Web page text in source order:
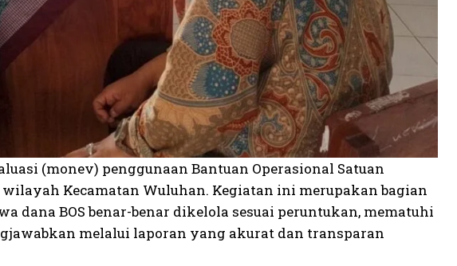
(monev) penggunaan Bantuan Operasional Satuan
Kecamatan Wuluhan. Kegiatan ini merupakan bagian
dana BOS benar-benar dikelola sesuai peruntukan, mematuhi
melalui laporan yang akurat dan transparan